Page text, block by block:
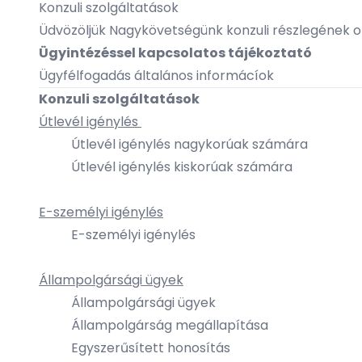
Konzuli szolgáltatások
Üdvözöljük Nagykövetségünk konzuli részlegének
Ügyintézéssel kapcsolatos tájékoztató
Ügyfélfogadás általános informácíok
Konzuli szolgáltatások
Útlevél igénylés
Útlevél igénylés nagykorúak számára
Útlevél igénylés kiskorúak számára
E-személyi igénylés
E-személyi igénylés
Állampolgársági ügyek
Állampolgársági ügyek
Állampolgárság megállapítása
Egyszerűsített honosítás